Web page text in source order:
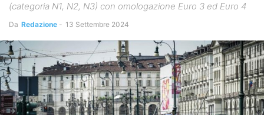
(categoria N1, N2, N3) con omologazione Euro 3 ed Euro 4
Da Redazione - 13 Settembre 2024